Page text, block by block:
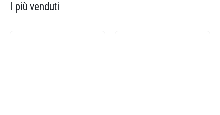
I più venduti